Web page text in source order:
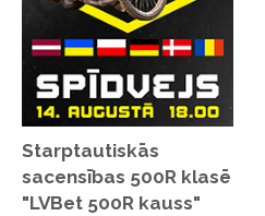
Starptautiskās
sacensības 500R klasē
"LVBet 500R kauss"